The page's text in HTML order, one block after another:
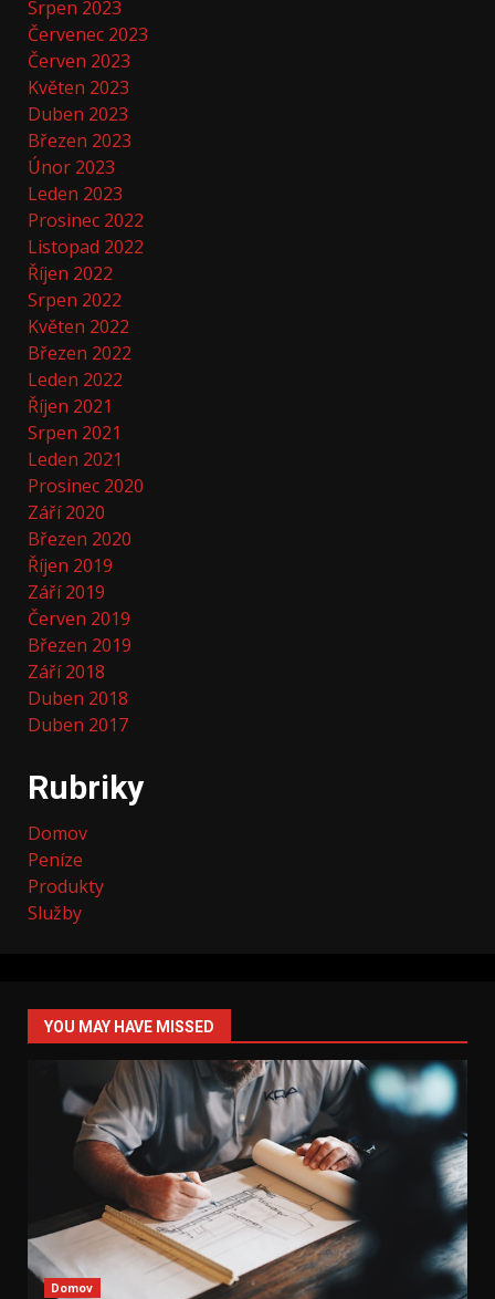
Srpen 2023
Červenec 2023
Červen 2023
Květen 2023
Duben 2023
Březen 2023
Únor 2023
Leden 2023
Prosinec 2022
Listopad 2022
Říjen 2022
Srpen 2022
Květen 2022
Březen 2022
Leden 2022
Říjen 2021
Srpen 2021
Leden 2021
Prosinec 2020
Září 2020
Březen 2020
Říjen 2019
Září 2019
Červen 2019
Březen 2019
Září 2018
Duben 2018
Duben 2017
Rubriky
Domov
Peníze
Produkty
Služby
YOU MAY HAVE MISSED
Domov